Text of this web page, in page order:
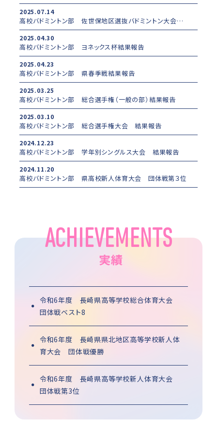
2025.07.14
高校バドミントン部 佐世保地区選抜バドミントン大会 結果報告
2025.04.30
高校バドミントン部 ヨネックス杯結果報告
2025.04.23
高校バドミントン部 県春季戦結果報告
2025.03.25
高校バドミントン部 総合選手権（一般の部）結果報告
2025.03.10
高校バドミントン部 総合選手権大会 結果報告
2024.12.23
高校バドミントン部 学年別シングルス大会 結果報告
2024.11.20
高校バドミントン部 県高校新人体育大会 団体戦第３位
ACHIEVEMENTS
実績
令和6年度 長崎県高等学校総合体育大会
団体戦ベスト8
令和6年度 長崎県県北地区高等学校新人体
育大会 団体戦優勝
令和6年度 長崎県高等学校新人体育大会
団体戦第3位